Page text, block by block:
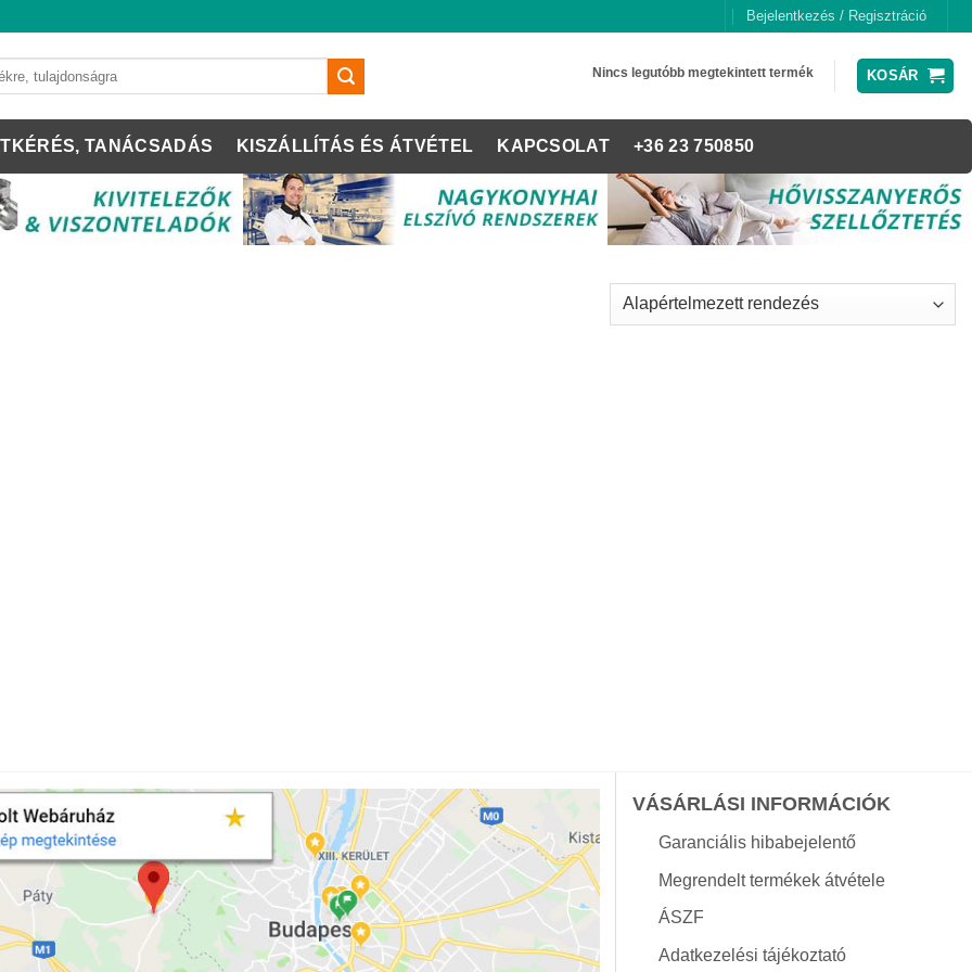
Bejelentkezés / Regisztráció
Nincs legutóbb megtekintett termék KOSÁR
TANÁCSADÁS KISZÁLLÍTÁS ÉS ÁTVÉTEL KAPCSOLAT +36 23 750850
VÁSÁRLÁSI INFORMÁCIÓK
Garanciális hibabejelentő
Megrendelt termékek átvétele
ÁSZF
Adatkezelési tájékoztató